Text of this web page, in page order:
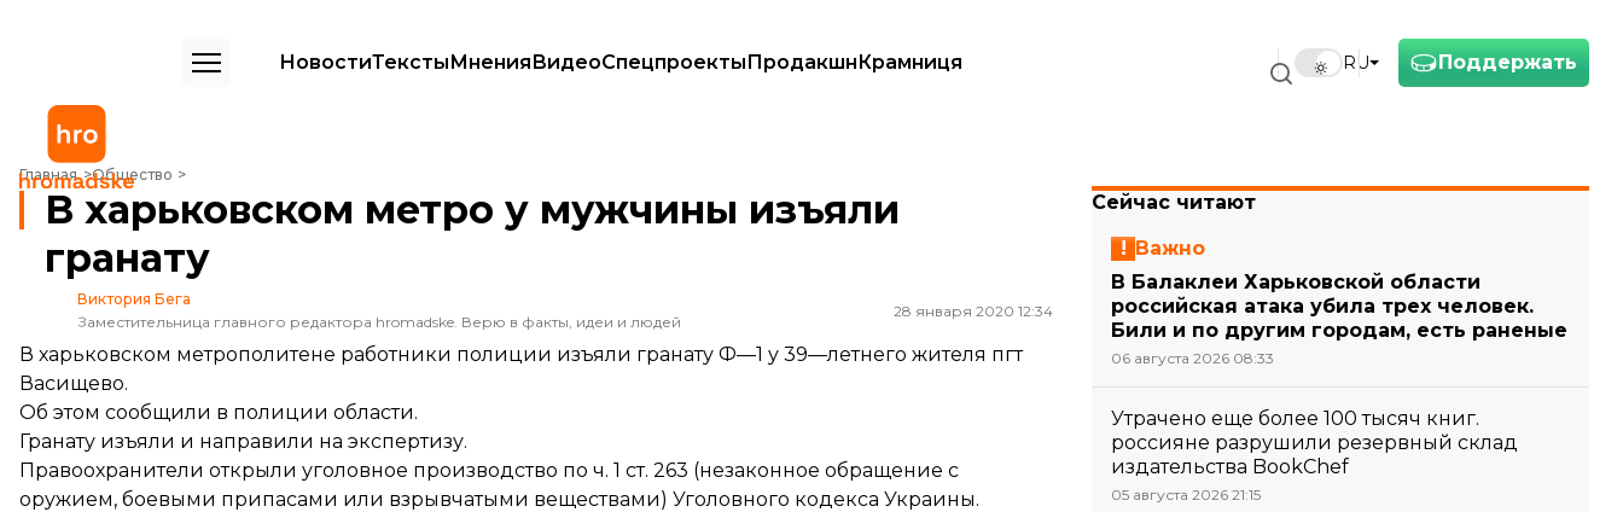
Поддержать
RU
НовостиТекстыМненияВидеоСпецпроектыПродакшнКрамниця
Главная Общество
В харьковском метро у мужчины изъяли гранату
В харьковском метро у мужчины изъяли
гранату
Виктория Бега
Заместительница главного редактора hromadske. Верю в факты, идеи и людей
28 января 2020 12:34
В харьковском метрополитене работники полиции изъяли гранату Ф—1 у 39—летнего жителя пгт
Васищево.
Об этом сообщили в полиции области.
Гранату изъяли и направили на экспертизу.
Правоохранители открыли уголовное производство по ч. 1 ст. 263 (незаконное обращение с
оружием, боевыми припасами или взрывчатыми веществами) Уголовного кодекса Украины.
Сейчас читают
Важно
В Балаклеи Харьковской области
российская атака убила трех человек.
Били и по другим городам, есть раненые
06 августа 2026 08:33
Утрачено еще более 100 тысяч книг.
россияне разрушили резервный склад
издательства BookChef
05 августа 2026 21:15